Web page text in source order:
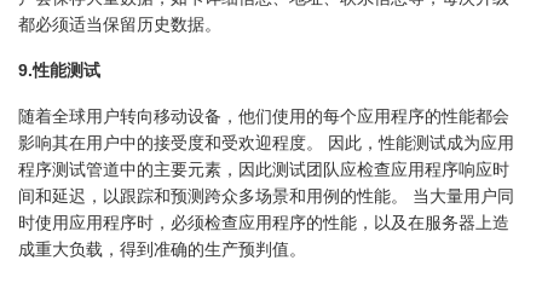
都必须适当保留历史数据。
9.性能测试
随着全球用户转向移动设备，他们使用的每个应用程序的性能都会
影响其在用户中的接受度和受欢迎程度。 因此，性能测试成为应用
程序测试管道中的主要元素，因此测试团队应检查应用程序响应时
间和延迟，以跟踪和预测跨众多场景和用例的性能。 当大量用户同
时使用应用程序时，必须检查应用程序的性能，以及在服务器上造
成重大负载，得到准确的生产预判值。